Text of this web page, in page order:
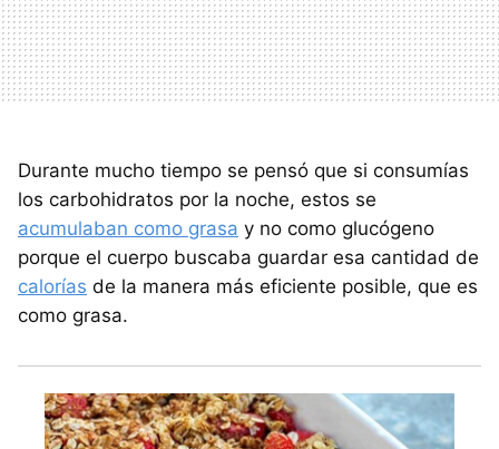
Durante mucho tiempo se pensó que si consumías
los carbohidratos por la noche, estos se
acumulaban como grasa y no como glucógeno
porque el cuerpo buscaba guardar esa cantidad de
calorías de la manera más eficiente posible, que es
como grasa.